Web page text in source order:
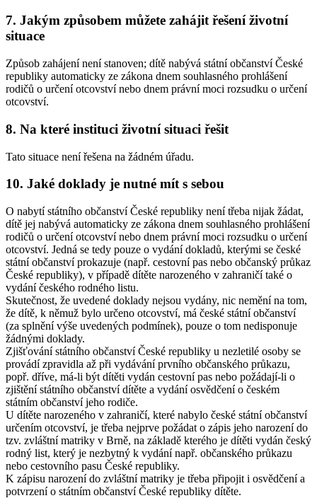
7. Jakým způsobem můžete zahájit řešení životní
situace
Způsob zahájení není stanoven; dítě nabývá státní občanství České
republiky automaticky ze zákona dnem souhlasného prohlášení
rodičů o určení otcovství nebo dnem právní moci rozsudku o určení
otcovství.
8. Na které instituci životní situaci řešit
Tato situace není řešena na žádném úřadu.
10. Jaké doklady je nutné mít s sebou
O nabytí státního občanství České republiky není třeba nijak žádat,
dítě jej nabývá automaticky ze zákona dnem souhlasného prohlášení
rodičů o určení otcovství nebo dnem právní moci rozsudku o určení
otcovství. Jedná se tedy pouze o vydání dokladů, kterými se české
státní občanství prokazuje (např. cestovní pas nebo občanský průkaz
České republiky), v případě dítěte narozeného v zahraničí také o
vydání českého rodného listu.
Skutečnost, že uvedené doklady nejsou vydány, nic nemění na tom,
že dítě, k němuž bylo určeno otcovství, má české státní občanství
(za splnění výše uvedených podmínek), pouze o tom nedisponuje
žádnými doklady.
Zjišťování státního občanství České republiky u nezletilé osoby se
provádí zpravidla až při vydávání prvního občanského průkazu,
popř. dříve, má-li být dítěti vydán cestovní pas nebo požádají-li o
zjištění státního občanství dítěte a vydání osvědčení o českém
státním občanství jeho rodiče.
U dítěte narozeného v zahraničí, které nabylo české státní občanství
určením otcovství, je třeba nejprve požádat o zápis jeho narození do
tzv. zvláštní matriky v Brně, na základě kterého je dítěti vydán český
rodný list, který je nezbytný k vydání např. občanského průkazu
nebo cestovního pasu České republiky.
K zápisu narození do zvláštní matriky je třeba připojit i osvědčení a
potvrzení o státním občanství České republiky dítěte.